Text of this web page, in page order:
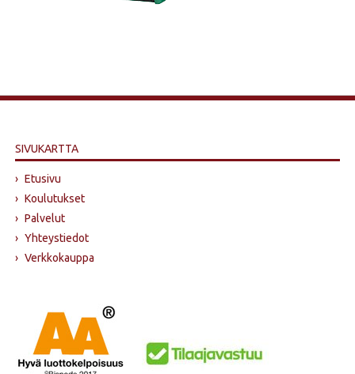
SIVUKARTTA
› Etusivu
› Koulutukset
› Palvelut
› Yhteystiedot
› Verkkokauppa